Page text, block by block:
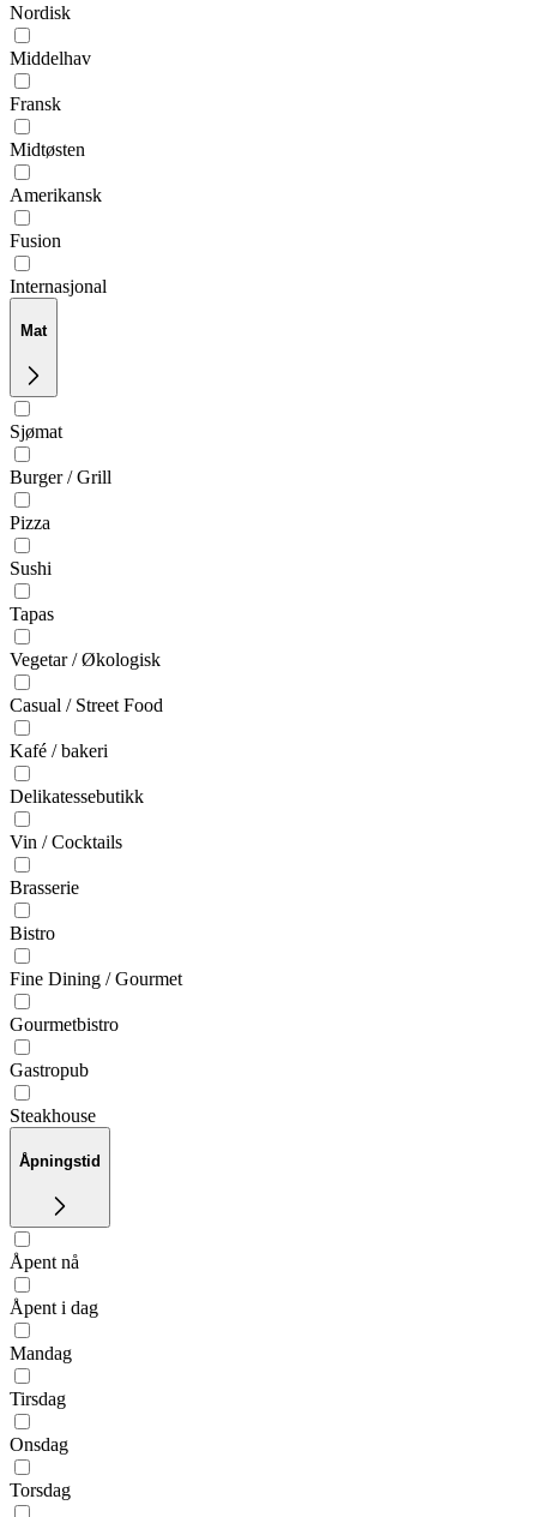
Nordisk
Middelhav
Fransk
Midtøsten
Amerikansk
Fusion
Internasjonal
Mat
Sjømat
Burger / Grill
Pizza
Sushi
Tapas
Vegetar / Økologisk
Casual / Street Food
Kafé / bakeri
Delikatessebutikk
Vin / Cocktails
Brasserie
Bistro
Fine Dining / Gourmet
Gourmetbistro
Gastropub
Steakhouse
Åpningstid
Åpent nå
Åpent i dag
Mandag
Tirsdag
Onsdag
Torsdag